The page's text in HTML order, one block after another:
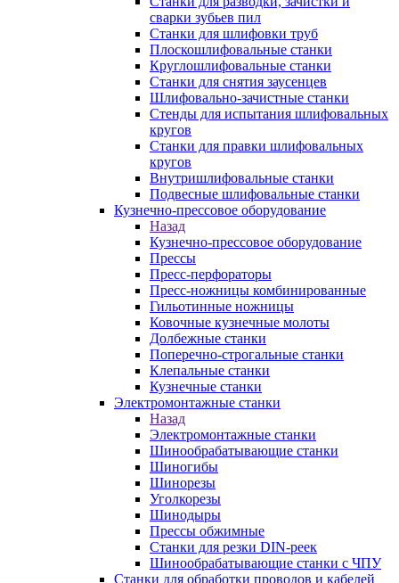
сварки зубьев пил
Станки для шлифовки труб
Плоскошлифовальные станки
Круглошлифовальные станки
Станки для снятия заусенцев
Шлифовально-зачистные станки
Стенды для испытания шлифовальных
кругов
Станки для правки шлифовальных
кругов
Внутришлифовальные станки
Подвесные шлифовальные станки
Кузнечно-прессовое оборудование
Назад
Кузнечно-прессовое оборудование
Прессы
Пресс-перфораторы
Пресс-ножницы комбинированные
Гильотинные ножницы
Ковочные кузнечные молоты
Долбежные станки
Поперечно-строгальные станки
Клепальные станки
Кузнечные станки
Электромонтажные станки
Назад
Электромонтажные станки
Шинообрабатывающие станки
Шиногибы
Шинорезы
Уголкорезы
Шинодыры
Прессы обжимные
Станки для резки DIN-реек
Шинообрабатывающие станки с ЧПУ
Станки для обработки проводов и кабелей